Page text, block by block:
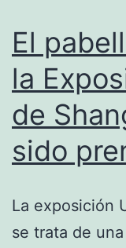
El
la
de
sido
La exposición
se trata de